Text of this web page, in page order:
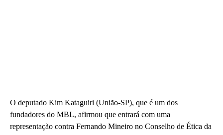
O deputado Kim Kataguiri (União-SP), que é um dos
fundadores do MBL, afirmou que entrará com uma
representação contra Fernando Mineiro no Conselho de Ética da